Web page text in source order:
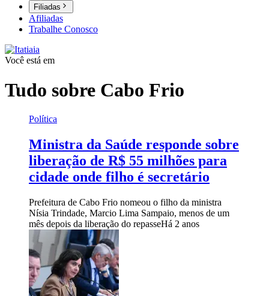
Filiadas
Afiliadas
Trabalhe Conosco
Você está em
Tudo sobre Cabo Frio
Política
Ministra da Saúde responde sobre
liberação de R$ 55 milhões para
cidade onde filho é secretário
Prefeitura de Cabo Frio nomeou o filho da ministra
Nísia Trindade, Marcio Lima Sampaio, menos de um
mês depois da liberação do repasseHá 2 anos